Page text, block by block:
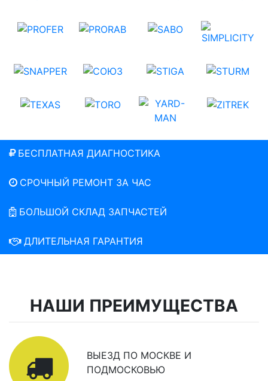
БЕСПЛАТНАЯ ДИАГНОСТИКА
СРОЧНЫЙ РЕМОНТ ЗА ЧАС
БОЛЬШОЙ СКЛАД ЗАПЧАСТЕЙ
ДЛИТЕЛЬНАЯ ГАРАНТИЯ
НАШИ ПРЕИМУЩЕСТВА
ВЫЕЗД ПО МОСКВЕ И
ПОДМОСКОВЬЮ